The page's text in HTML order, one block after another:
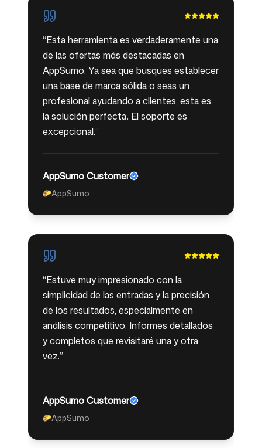
“Esta herramienta es verdaderamente una
de las ofertas más destacadas en
AppSumo. Ya sea que busques establecer
una base de marca sólida o seas un
profesional ayudando a clientes, esta es
la solución perfecta. El soporte es
excepcional.”
AppSumo Customer
🌮AppSumo
“Estuve muy impresionado con la
simplicidad de las entradas y la precisión
de los resultados, especialmente en
análisis competitivo. Informes detallados
y completos que revisitaré una y otra
vez.”
AppSumo Customer
🌮AppSumo